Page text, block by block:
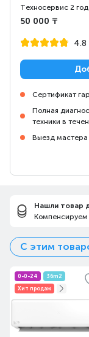
Техносервис 2
50 000 ₸
4.8
Сертификат
Полная
техники в
Выезд
Нашли товар
Компенсируем
С этим
0-0-24
36m2
Хит продаж